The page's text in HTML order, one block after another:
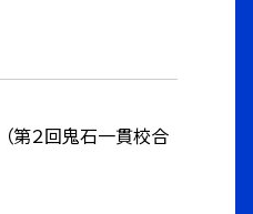
（第２回鬼石一貫校合